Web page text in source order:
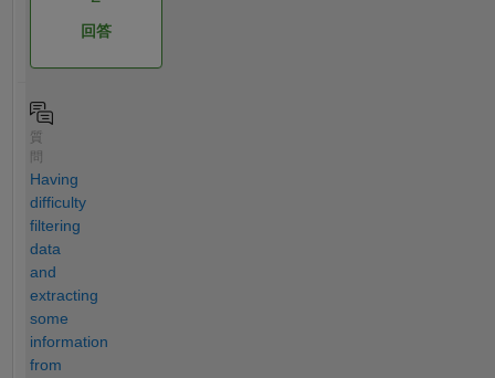
回答
質
Having
difficulty
filtering
data
and
extracting
some
information
from